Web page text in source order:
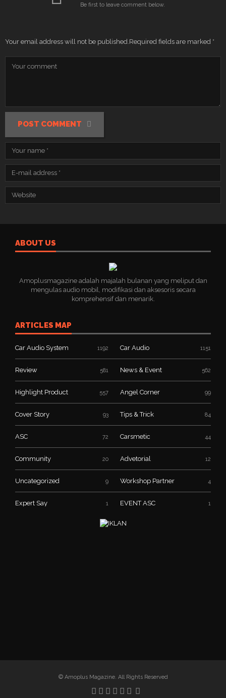
Be first to leave comment below.
Your email address will not be published. Required fields are marked *
POST COMMENT
ABOUT US
Amoplusmagazine adalah majalah bulanan yang meliput dan
mengulas audio mobil, modifikasi dan aksesoris secara
komprehensif dan menarik.
ARTICLES MAP
Car Audio System 1192 Car Audio 1151
Review 581 News & Event 562
Highlight Product 557 Angel Corner 99
Cover Story 93 Tips & Trick 84
ASC 72 Carsmetic 44
Community 20 Advetorial 12
Uncategorized 9 Workshop Partner 4
Expert Say 1 EVENT ASC 1
© Amoplus Magazine. All Rights Reserved